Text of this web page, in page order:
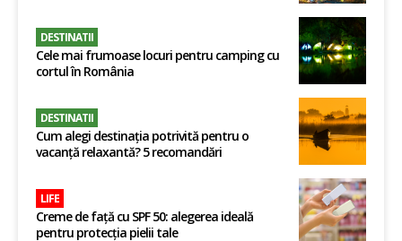
DESTINATII
Cele mai frumoase locuri pentru camping cu
cortul în România
DESTINATII
Cum alegi destinația potrivită pentru o
vacanță relaxantă? 5 recomandări
LIFE
Creme de față cu SPF 50: alegerea ideală
pentru protecția pielii tale